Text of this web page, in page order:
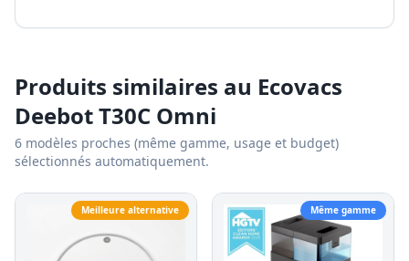
Produits similaires au Ecovacs
Deebot T30C Omni
6 modèles proches (même gamme, usage et budget)
sélectionnés automatiquement.
Meilleure alternative Même gamme